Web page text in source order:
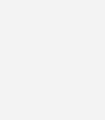
Rückbau von